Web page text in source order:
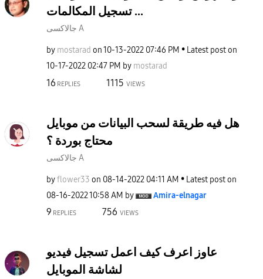
تسجيل المكالمات ...
جالاكسى A
by mostarad on‎10-13-2022 07:46 PM
Latest post on
‎10-17-2022 02:47 PM by mostarad
16 REPLIES 1115 VIEWS
هل فيه طريقة لسحب البيانات من موبايل
محتاج بوردة ؟
جالاكسى A
byflower33 on ‎08-14-2022 04:11 AM
Latest post on
‎08-16-202210:58 AM by Amira-elnagar
9 REPLIES 756 VIEWS
عاوز اعرف كيف اعمل تسجيل فيديو
لشاشة الموبايل